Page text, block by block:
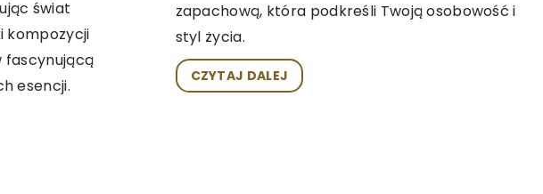
świat
kompozycji
fascynującą
esencji.
zapachową, która podkreśli Twoją osobowość i
styl życia.
CZYTAJ DALEJ
komfort Twoich przygód na świeżym